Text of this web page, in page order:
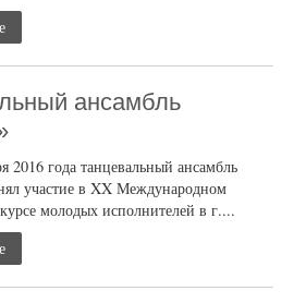
ансамбль
2016 года танцевальный ансамбль
участие в XX Международном
молодых исполнителей в г....